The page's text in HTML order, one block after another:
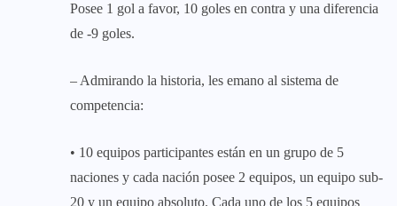
Posee 1 gol a favor, 10 goles en contra y una diferencia
de -9 goles.
– Admirando la historia, les emano al sistema de
competencia:
• 10 equipos participantes están en un grupo de 5
naciones y cada nación posee 2 equipos, un equipo sub-
20 y un equipo absoluto. Cada uno de los 5 equipos